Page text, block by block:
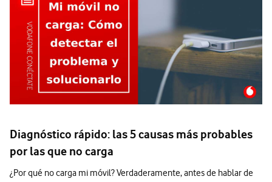
Diagnóstico rápido: las 5 causas más probables
por las que no carga
¿Por qué no carga mi móvil? Verdaderamente, antes de hablar de